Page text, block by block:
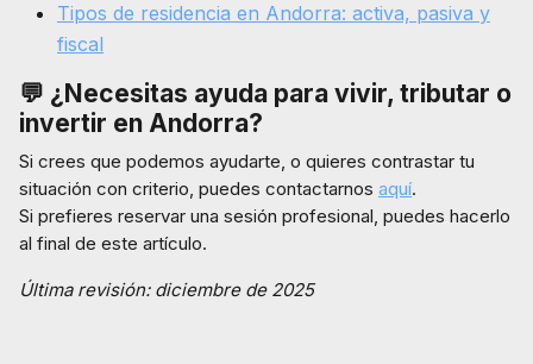
Tipos de residencia en Andorra: activa, pasiva y
fiscal
💬 ¿Necesitas ayuda para vivir, tributar o
invertir en Andorra?
Si crees que podemos ayudarte, o quieres contrastar tu
situación con criterio, puedes contactarnos aquí.
Si prefieres reservar una sesión profesional, puedes hacerlo
al final de este artículo.
Última revisión: diciembre de 2025